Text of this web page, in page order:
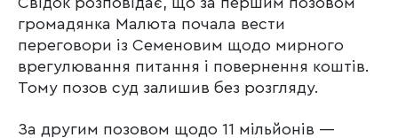
громадянка Малюта почала вести
переговори із Семеновим щодо мирного
врегулювання питання і повернення коштів.
Тому позов суд залишив без розгляду.
За другим позовом щодо 11 мільйонів —